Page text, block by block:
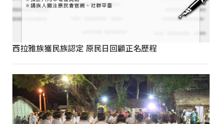
西拉雅族獲民族認定 原民日回顧正名歷程